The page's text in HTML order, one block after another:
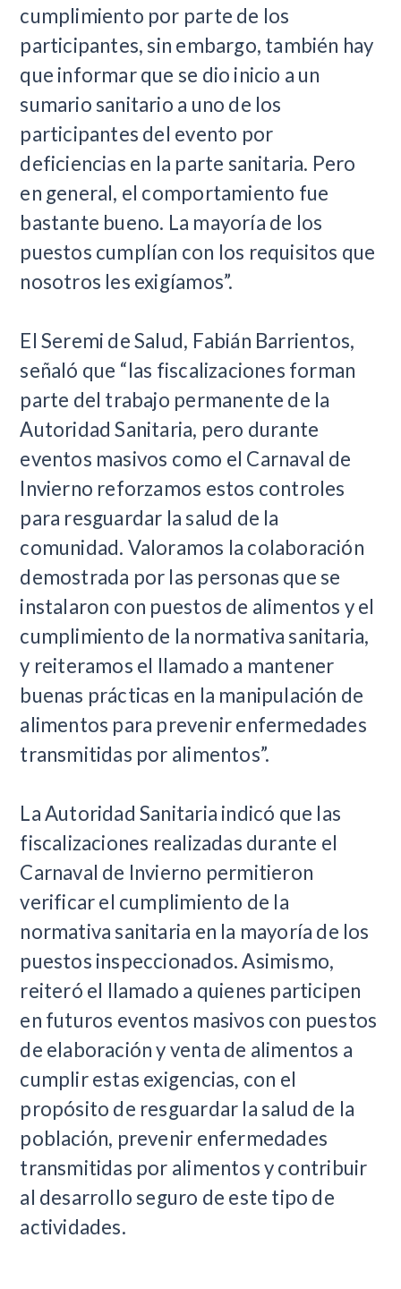
cumplimiento por parte de los
participantes, sin embargo, también hay
que informar que se dio inicio a un
sumario sanitario a uno de los
participantes del evento por
deficiencias en la parte sanitaria. Pero
en general, el comportamiento fue
bastante bueno. La mayoría de los
puestos cumplían con los requisitos que
nosotros les exigíamos”.
El Seremi de Salud, Fabián Barrientos,
señaló que “las fiscalizaciones forman
parte del trabajo permanente de la
Autoridad Sanitaria, pero durante
eventos masivos como el Carnaval de
Invierno reforzamos estos controles
para resguardar la salud de la
comunidad. Valoramos la colaboración
demostrada por las personas que se
instalaron con puestos de alimentos y el
cumplimiento de la normativa sanitaria,
y reiteramos el llamado a mantener
buenas prácticas en la manipulación de
alimentos para prevenir enfermedades
transmitidas por alimentos”.
La Autoridad Sanitaria indicó que las
fiscalizaciones realizadas durante el
Carnaval de Invierno permitieron
verificar el cumplimiento de la
normativa sanitaria en la mayoría de los
puestos inspeccionados. Asimismo,
reiteró el llamado a quienes participen
en futuros eventos masivos con puestos
de elaboración y venta de alimentos a
cumplir estas exigencias, con el
propósito de resguardar la salud de la
población, prevenir enfermedades
transmitidas por alimentos y contribuir
al desarrollo seguro de este tipo de
actividades.